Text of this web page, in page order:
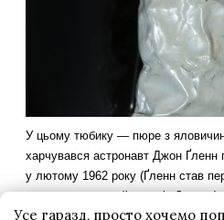
Усе гаразд, просто хочемо